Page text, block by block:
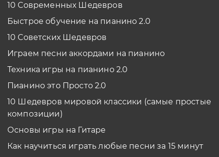
Как проходить задания в тренажерах с
помощью Планшета/телефона?
10 Современных Шедевров
Быстрое обучение на пианино 2.0
10 Советских Шедевров
Играем песни аккордами на пианино
Техника игры на пианино 2.0
Пианино это Просто 2.0
10 Шедевров мировой классики (самые простые
композиции)
Основы игры на Гитаре
Как научиться играть любые песни за 15 минут